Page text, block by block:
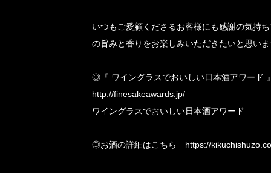
いつもご愛顧くださるお客様にも感謝の気持
の旨みと香りをお楽しみいただきたいと思い
◎『 ワイングラスでおいしい日本酒アワード
http://finesakeawards.jp/
ワイングラスでおいしい日本酒アワード
◎お酒の詳細はこちら https://